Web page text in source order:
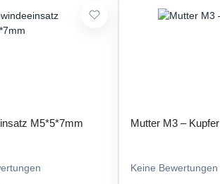
M5*5*7mm Mutter M3 – Kupfer
Keine Bewertungen